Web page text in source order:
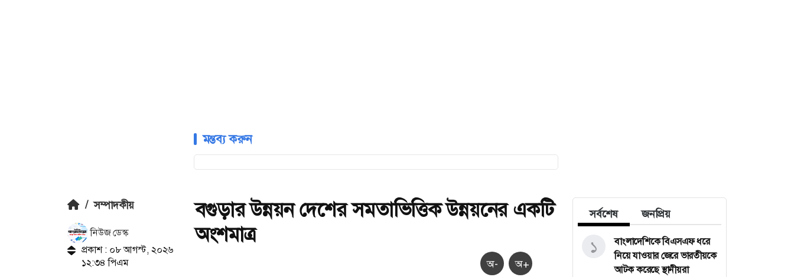
মন্তব্য করুন
/ সম্পাদকীয়
নিউজ ডেস্ক
প্রকাশ : ০৮ আগস্ট, ২০২৬
১২:৩৪ পিএম
বগুড়ার উন্নয়ন দেশের সমতাভিত্তিক উন্নয়নের একটি
অংশমাত্র
অ- অ+
সর্বশেষ জনপ্রিয়
বাংলাদেশিকে বিএসএফ ধরে
নিয়ে যাওয়ার জেরে ভারতীয়কে
আটক করেছে স্থানীয়রা
১